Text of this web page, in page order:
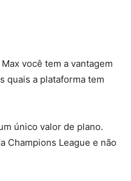
você tem a vantagem
quais a plataforma tem
único valor de plano.
Champions League e não